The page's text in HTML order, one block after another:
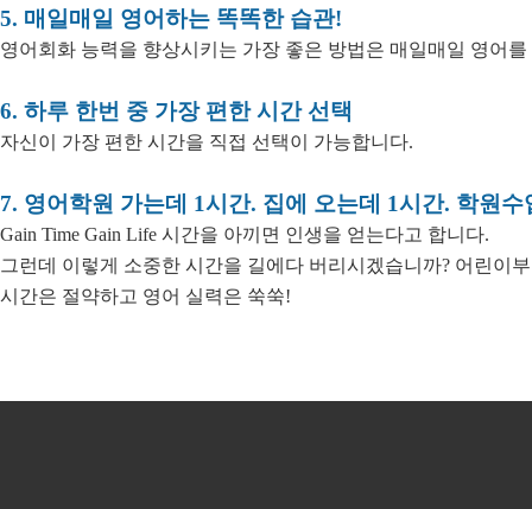
5. 매일매일 영어하는 똑똑한 습관!
영어회화 능력을 향상시키는 가장 좋은 방법은 매일매일 영어
6. 하루 한번 중 가장 편한 시간 선택
자신이 가장 편한 시간을 직접 선택이 가능합니다.
7. 영어학원 가는데 1시간. 집에 오는데 1시간. 학원
Gain Time Gain Life 시간을 아끼면 인생을 얻는다고 합니다.
그런데 이렇게 소중한 시간을 길에다 버리시겠습니까? 어린이
시간은 절약하고 영어 실력은 쑥쑥!